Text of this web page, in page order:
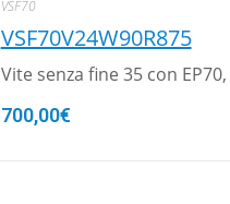
VSF70
VSF70V24W90R875
Vite senza fine 35 con
700,00€